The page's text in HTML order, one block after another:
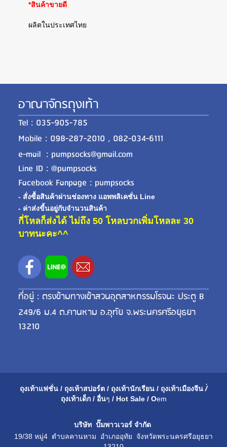
*สินค้าขายดี
ผลิตในประเทศไทย
อาณาจักรถุงเท้า
Tel : 035-905-785
Mobile : 098-287-2010 , 082-034-6111
e-mail : pumpsocks@gmail.com
Line ID : @pumpsocks
Facebook Fanpage : pumpsocks
- สั่งซื้อสินค้าผ่านช่องทาง แอพพลิเคชั่น Line
- ค่าส่งขี้นอยู่กับจำนวนสินค้า
กี่โหลก็ส่งได้ ไม่ถึง 50 โหลบวกเพิ่มโหลละ 30
บาทนะคะ^^
ที่อยู่ : ตรงข้ามทางเข้าสวนอุตสาหกรรมโรจนะ ประตู B
249/6 ม.4 ต.คานหาม อ.อุทัย จ.พระนครศรีอยุธยา
13210
ถุงเท้าแฟชั่น / ถุงเท้าสปอร์ต / ถุงเท้านักเรียน / ถุงเท้าเมืองจีน /่
ถุงเท้าเด็ก / อื่นๆ / Hot Sale / Oem
บริษัท ปั๊มพาวเวอร์ จำกัด
19/38 หมู่4 ตำบลคานหาม อำเภออุทัย จังหวัดพระนครศรีอยุธยา